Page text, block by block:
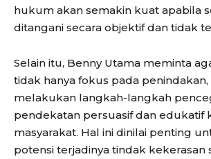
hukum akan semakin kuat apabila
ditangani secara objektif dan tidak
Selain itu, Benny Utama meminta
tidak hanya fokus pada
melakukan langkah-langkah
pendekatan persuasif dan edukatif
masyarakat. Hal ini dinilai penting
potensi terjadinya tindak kekerasan